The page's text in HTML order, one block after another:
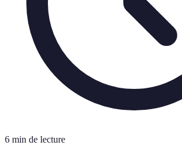
6 min de lecture